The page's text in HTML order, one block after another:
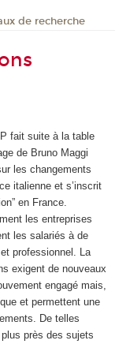
de recherche
fait suite à la table
de Bruno Maggi
les changements
italienne et s’inscrit
en France.
les entreprises
les salariés à de
professionnel. La
exigent de nouveaux
engagé mais,
et permettent une
De telles
près des sujets